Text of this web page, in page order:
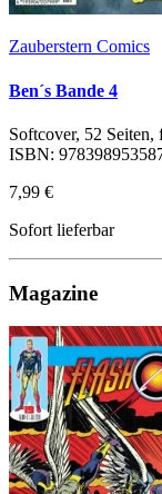
Zauberstern Comics
Ben´s Bande 4
Softcover, 52
ISBN:
7,99 €
Sofort lieferbar
Magazine